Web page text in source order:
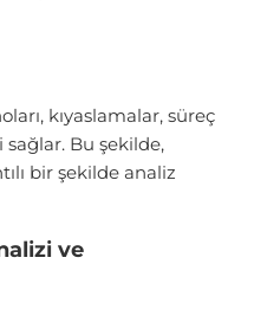
kıyaslamalar, süreç
Bu şekilde,
bir şekilde analiz
ve